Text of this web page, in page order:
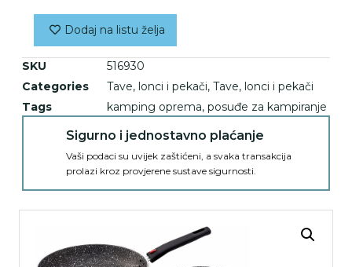
Dodaj na listu želja
SKU
516930
Categories
Tave, lonci i pekači, Tave, lonci i pekači
Tags
kamping oprema, posuđe za kampiranje
Sigurno i jednostavno plaćanje
Vaši podaci su uvijek zaštićeni, a svaka transakcija
prolazi kroz provjerene sustave sigurnosti.